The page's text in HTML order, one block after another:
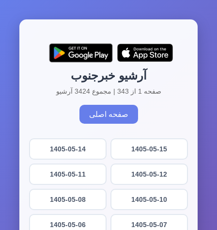
آرشیو خبرجنوب
صفحه 1 از 343 | مجموع 3424 آرشیو
صفحه اصلی
1405-05-15
1405-05-14
1405-05-12
1405-05-11
1405-05-10
1405-05-08
1405-05-07
1405-05-06